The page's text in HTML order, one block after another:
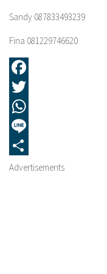
Sandy 087833493239
Fina 081229746620
Facebook
Twitter
WhatsApp
Line
Share
Advertisements